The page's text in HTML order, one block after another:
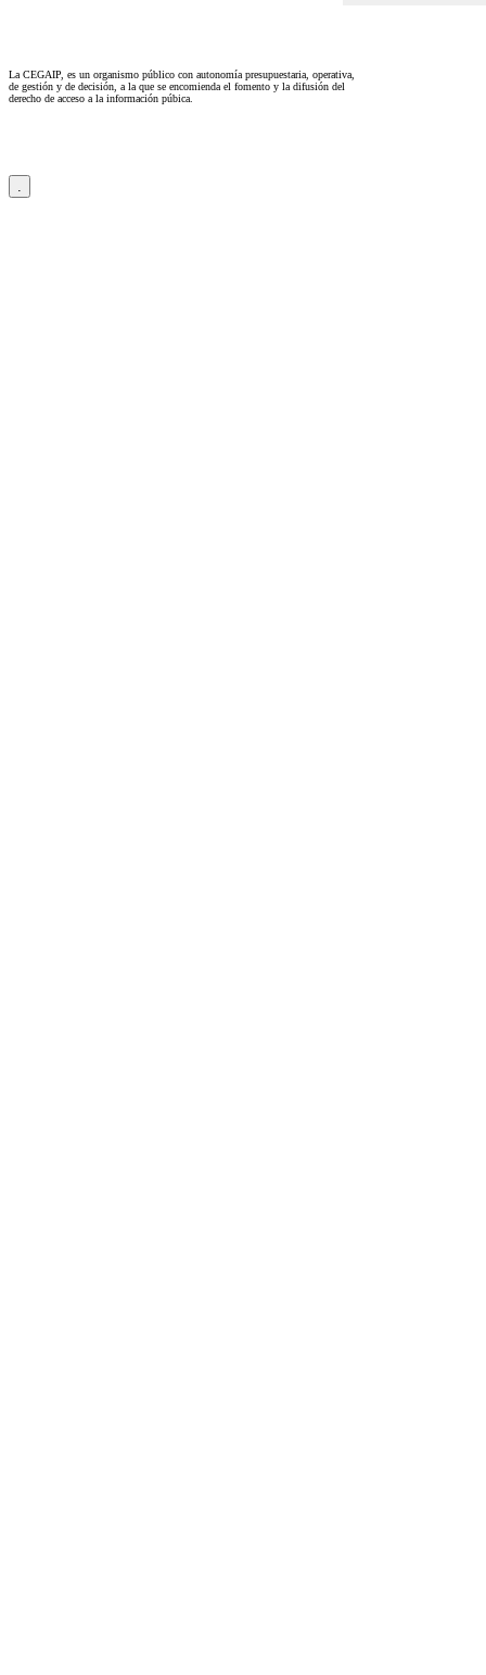
La CEGAIP, es un organismo público con autonomía presupuestaria, operativa,
de gestión y de decisión, a la que se encomienda el fomento y la difusión del
derecho de acceso a la información púbica.